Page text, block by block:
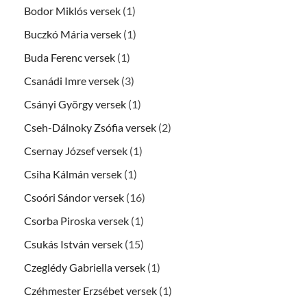
Bodor Miklós versek (1)
Buczkó Mária versek (1)
Buda Ferenc versek (1)
Csanádi Imre versek (3)
Csányi György versek (1)
Cseh-Dálnoky Zsófia versek (2)
Csernay József versek (1)
Csiha Kálmán versek (1)
Csoóri Sándor versek (16)
Csorba Piroska versek (1)
Csukás István versek (15)
Czeglédy Gabriella versek (1)
Czéhmester Erzsébet versek (1)